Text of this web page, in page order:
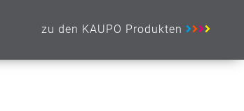
zu den KAUPO Produkten